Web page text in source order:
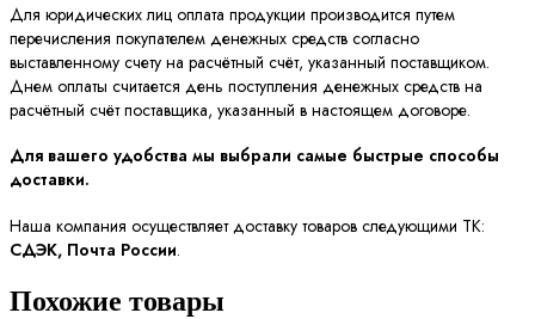
Для юридических лиц оплата продукции производится путем
перечисления покупателем денежных средств согласно
выставленному счету на расчётный счёт, указанный поставщиком.
Днем оплаты считается день поступления денежных средств на
расчётный счёт поставщика, указанный в настоящем договоре.
Для вашего удобства мы выбрали самые быстрые способы
доставки.
Наша компания осуществляет доставку товаров следующими ТК:
СДЭК, Почта России.
Похожие товары